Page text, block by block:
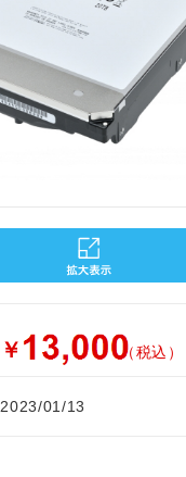
￥ （税込）
2023/01/13